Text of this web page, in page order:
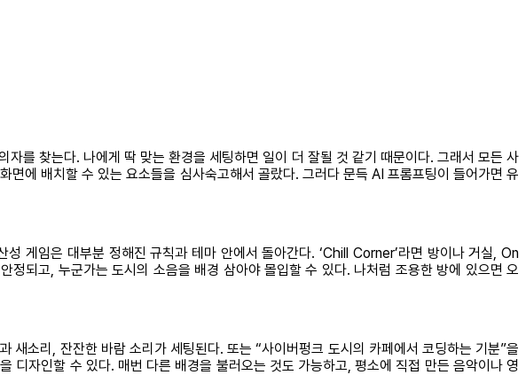
를 찾는다. 나에게 딱 맞는 환경을 세팅하면 일이 더 잘될 것 같기 때문이다. 그래서 모든 사
에 배치할 수 있는 요소들을 심사숙고해서 골랐다. 그러다 문득 AI 프롬프팅이 들어가면 유
게임은 대부분 정해진 규칙과 테마 안에서 돌아간다. ‘Chill Corner’라면 방이나 거실, On
되고, 누군가는 도시의 소음을 배경 삼아야 몰입할 수 있다. 나처럼 조용한 방에 있으면 오
소리, 잔잔한 바람 소리가 세팅된다. 또는 “사이버펑크 도시의 카페에서 코딩하는 기분”을
디자인할 수 있다. 매번 다른 배경을 불러오는 것도 가능하고, 평소에 직접 만든 음악이나 영